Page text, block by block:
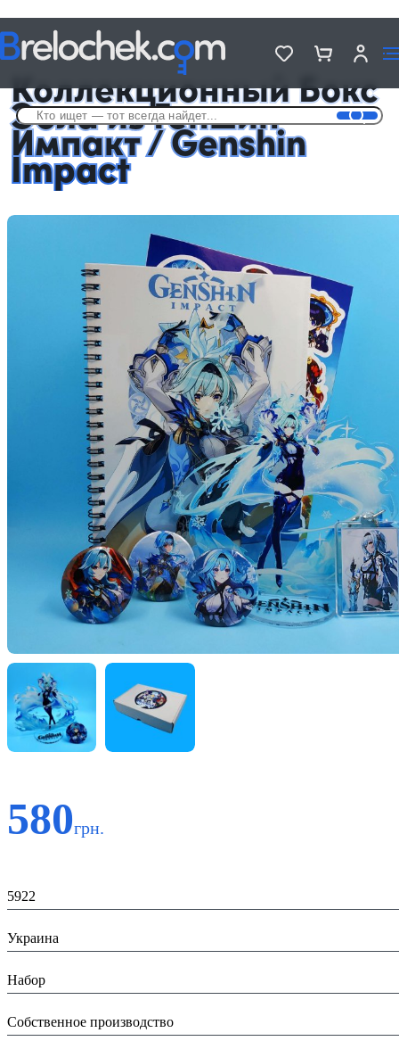
Коллекционный Бокс Эола из Геншин Импакт / Genshin Impact
Коллекционный Бокс
Эола из Геншин
Импакт / Genshin
Impact
580грн.
5922
Украина
Набор
Собственное производство